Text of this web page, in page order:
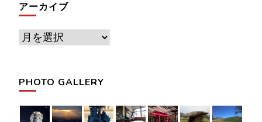
アーカイブ
ア
イ
PHOTO GALLERY